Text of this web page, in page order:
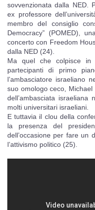
sovvenzionata dalla NED.
ex professore
membro del consiglio
Democracy” (POMED),
concerto con Freedom
dalla NED (24).
Ma quel che colpisce
partecipanti di primo
l’ambasciatore israeliano
suo omologo ceco,
dell’ambasciata
molti universitari israeliani.
E tuttavia il clou della
la presenza del
dell’occasione per fare un
l’attivismo politico (25).